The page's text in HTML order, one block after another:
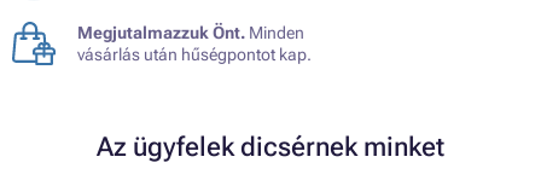
Megjutalmazzuk Önt. Minden
vásárlás után hűségpontot kap.
Az ügyfelek dicsérnek minket